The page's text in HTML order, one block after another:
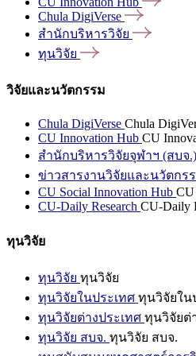
Chula DigiVerse
สำนักบริหารวิจัย
ทุนวิจัย
วิจัยและนวัตกรรม
Chula DigiVerse Chula
CU Innovation Hub CU
สำนักบริหารวิจัยจุฬาฯ (สบจ.)
ข่าวสารงานวิจัยและนวัตกร
CU Social Innovation Hub CU
CU-Daily Research CU-Daily
ทุนวิจัย
ทุนวิจัย ทุนวิจัย
ทุนวิจัยในประเทศ ทุนวิจัยใน
ทุนวิจัยต่างประเทศ ทุนวิจัยต่
ทุนวิจัย สบจ. ทุนวิจัย สบจ.